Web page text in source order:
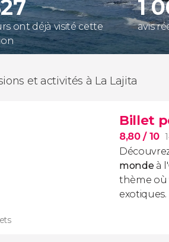
ont déjà visité cette
1
avis
et activités à La Lajita
Billet
8,80/ 10
monde à l'
thème où
exotiques.